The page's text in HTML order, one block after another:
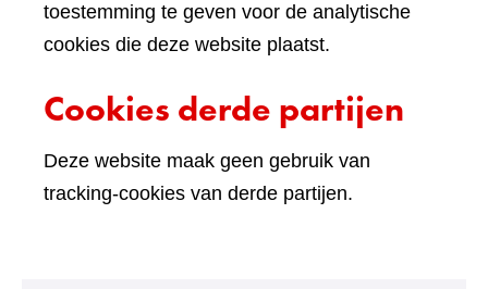
toestemming te geven voor de analytische
cookies die deze website plaatst.
Cookies derde partijen
Deze website maak geen gebruik van
tracking-cookies van derde partijen.